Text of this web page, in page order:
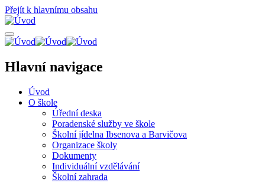
Přejít k hlavnímu obsahu
Hlavní navigace
Úvod
O škole
Úřední deska
Poradenské služby ve škole
Školní jídelna Ibsenova a Barvičova
Organizace školy
Dokumenty
Individuální vzdělávání
Školní zahrada